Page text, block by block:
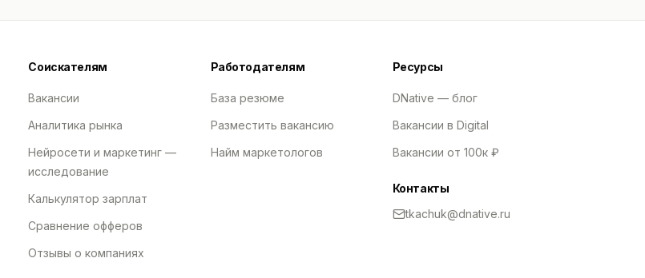
Соискателям
Вакансии
Аналитика рынка
Нейросети и маркетинг —
исследование
Калькулятор зарплат
Сравнение офферов
Отзывы о компаниях
Работодателям
База резюме
Разместить вакансию
Найм маркетологов
Ресурсы
DNative — блог
Вакансии в Digital
Вакансии от 100к ₽
Контакты
tkachuk@dnative.ru